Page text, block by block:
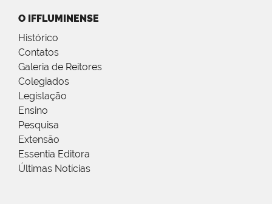
O IFFLUMINENSE
Histórico
Contatos
Galeria de Reitores
Colegiados
Legislação
Ensino
Pesquisa
Extensão
Essentia Editora
Últimas Notícias